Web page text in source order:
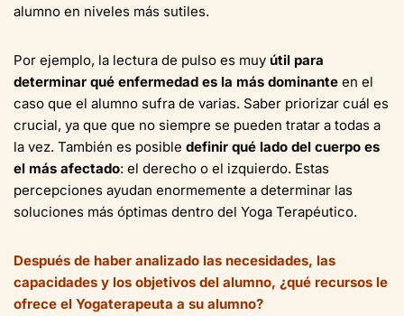
alumno en niveles más sutiles.
Por ejemplo, la lectura de pulso es muy útil para
determinar qué enfermedad es la más dominante en el
caso que el alumno sufra de varias. Saber priorizar cuál es
crucial, ya que que no siempre se pueden tratar a todas a
la vez. También es posible definir qué lado del cuerpo es
el más afectado: el derecho o el izquierdo. Estas
percepciones ayudan enormemente a determinar las
soluciones más óptimas dentro del Yoga Terapéutico.
Después de haber analizado las necesidades, las
capacidades y los objetivos del alumno, ¿qué recursos le
ofrece el Yogaterapeuta a su alumno?